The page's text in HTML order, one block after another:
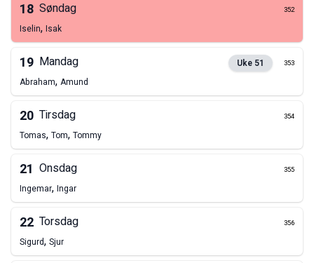
18 Søndag 352
Iselin, Isak
19 Mandag Uke 51 353
Abraham, Amund
20 Tirsdag 354
Tomas, Tom, Tommy
21 Onsdag 355
Ingemar, Ingar
22 Torsdag 356
Sigurd, Sjur